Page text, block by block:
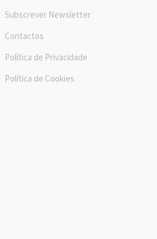
Subscrever Newsletter
Contactos
Política de Privacidade
Política de Cookies